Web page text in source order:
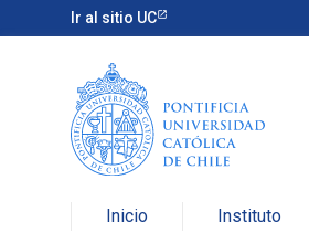
Ir al sitio UC
Inicio Instituto